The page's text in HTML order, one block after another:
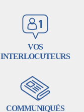
VOS
INTERLOCUTEURS
COMMUNIQUÉS